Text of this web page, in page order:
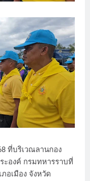
ที่บริเวณลานกอง
ะองค์ กรมทหารราบที่
อเมือง จังหวัด